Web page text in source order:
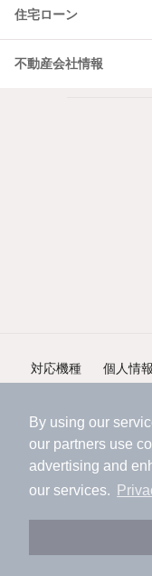
By using our
our partners use
advertising and
our services.
アプリに切り
会員登録なしで
住宅ローン
不動産会社情報
対応機種 個人情